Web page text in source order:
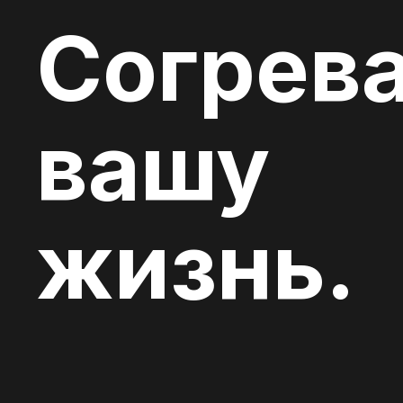
вашу
жизнь.